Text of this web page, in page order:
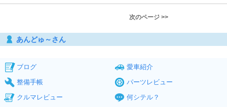
次のページ >>
あんどゅ～さん
ブログ
愛車紹介
整備手帳
パーツレビュー
クルマレビュー
何シテル？